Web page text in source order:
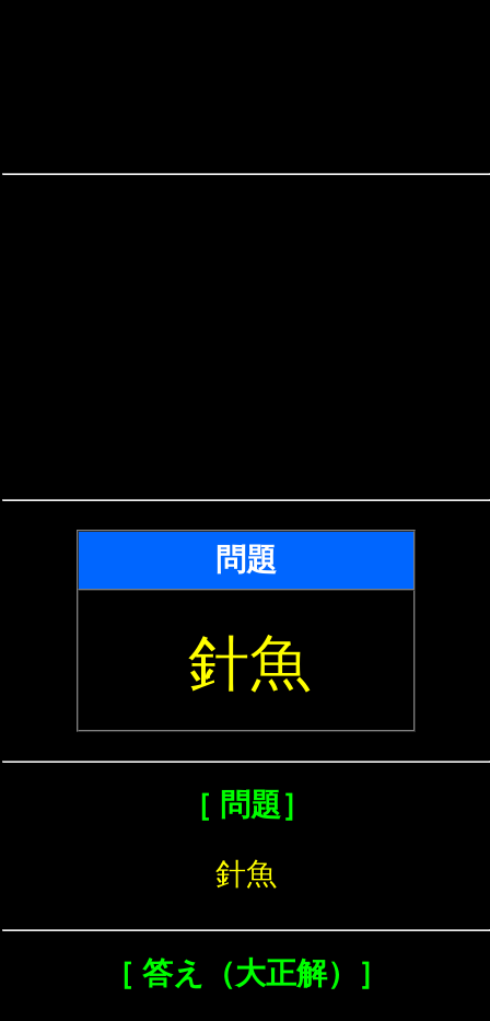
問題
針魚
［ 問題］
針魚
［ 答え（大正解）］